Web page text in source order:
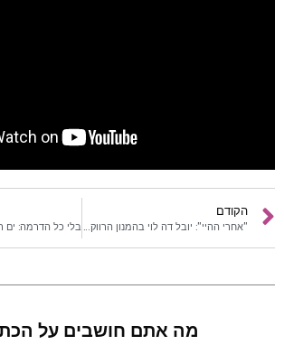
הקודם
"אחרי ההיי": יובל דה לוי בהמנון הרווקות התל אביבית
מה אתם חושבים על